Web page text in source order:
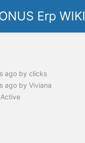
Erp WIKI
ago by clicks
ago by Viviana